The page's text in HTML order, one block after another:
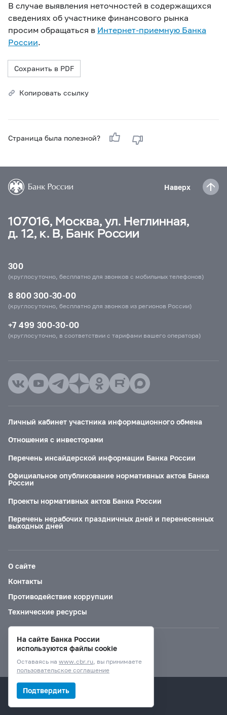
В случае выявления неточностей в содержащихся
сведениях об участнике финансового рынка
просим обращаться в Интернет-приемную Банка
России.
Сохранить в PDF
Копировать ссылку
Страница была полезной?
Наверх
107016, Москва, ул. Неглинная,
д. 12, к. В, Банк России
300
(круглосуточно, бесплатно для звонков с мобильных телефонов)
8 800 300-30-00
(круглосуточно, бесплатно для звонков из регионов России)
+7 499 300-30-00
(круглосуточно, в соответствии с тарифами вашего оператора)
Личный кабинет участника информационного обмена
Отношения с инвесторами
Перечень инсайдерской информации Банка России
Официальное опубликование нормативных актов Банка
России
Проекты нормативных актов Банка России
Перечень нерабочих праздничных дней и перенесенных
выходных дней
О сайте
Контакты
Противодействие коррупции
Технические ресурсы
Версия для слабовидящих
© Банк России, 2000–2026.
На сайте Банка России
используются файлы cookie
Оставаясь на www.cbr.ru, вы принимаете
пользовательское соглашение
Подтвердить